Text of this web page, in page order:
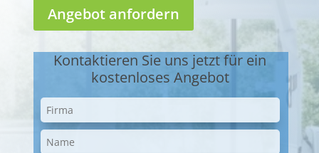
Angebot anfordern
Kontaktieren Sie uns jetzt für ein
kostenloses Angebot